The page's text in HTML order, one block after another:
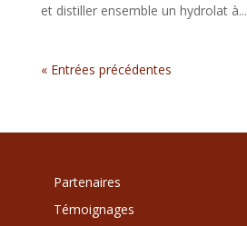
et distiller ensemble un hydrolat à...
« Entrées précédentes
Partenaires
Témoignages